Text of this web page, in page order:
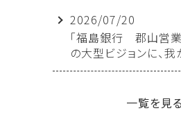
2026/07/20
「福島銀行 郡山営
の大型ビジョンに、
映されることになりま
一覧を見る